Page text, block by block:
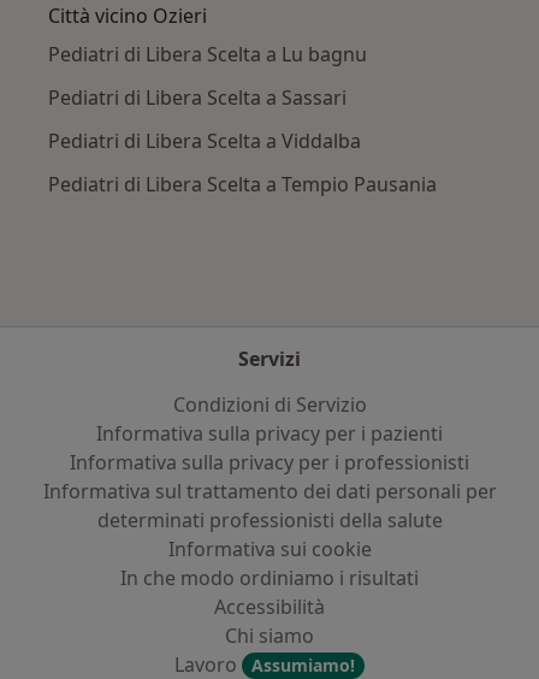
Città vicino Ozieri
Pediatri di Libera Scelta a Lu bagnu
Pediatri di Libera Scelta a Sassari
Pediatri di Libera Scelta a Viddalba
Pediatri di Libera Scelta a Tempio Pausania
Servizi
Condizioni di Servizio
Informativa sulla privacy per i pazienti
Informativa sulla privacy per i professionisti
Informativa sul trattamento dei dati personali per
determinati professionisti della salute
Informativa sui cookie
In che modo ordiniamo i risultati
Accessibilità
Chi siamo
Lavoro
Assumiamo!